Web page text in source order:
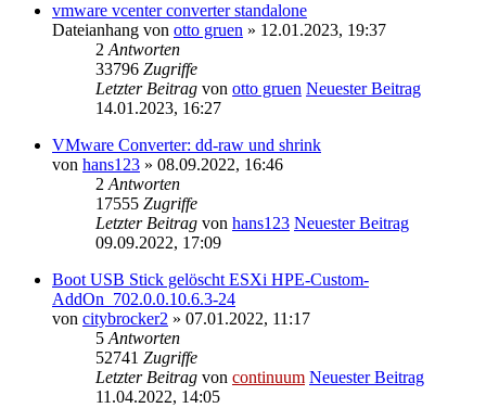
vmware vcenter converter standalone
Dateianhang von otto gruen » 12.01.2023, 19:37
2 Antworten
33796 Zugriffe
Letzter Beitrag von otto gruen Neuester Beitrag
14.01.2023, 16:27
VMware Converter: dd-raw und shrink
von hans123 » 08.09.2022, 16:46
2 Antworten
17555 Zugriffe
Letzter Beitrag von hans123 Neuester Beitrag
09.09.2022, 17:09
Boot USB Stick gelöscht ESXi HPE-Custom-
AddOn_702.0.0.10.6.3-24
von citybrocker2 » 07.01.2022, 11:17
5 Antworten
52741 Zugriffe
Letzter Beitrag von continuum Neuester Beitrag
11.04.2022, 14:05